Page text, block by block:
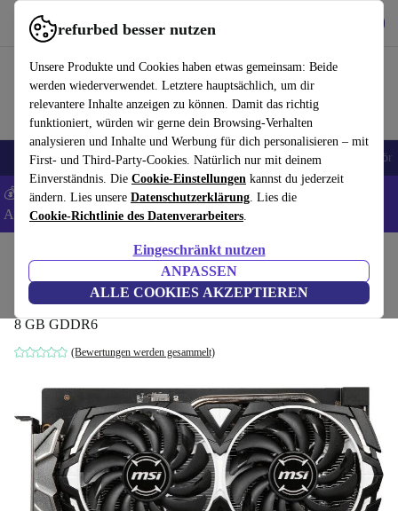
refurbed besser nutzen
Unsere Produkte und Cookies haben etwas gemeinsam: Beide
werden wiederverwendet. Letztere hauptsächlich, um dir
relevantere Inhalte anzeigen zu können. Damit das richtig
funktioniert, würden wir gerne dein Browsing-Verhalten
analysieren und Inhalte und Werbung für dich personalisieren – mit
First- und Third-Party-Cookies. Natürlich nur mit deinem
Einverständnis. Die Cookie-Einstellungen kannst du jederzeit
ändern. Lies unsere Datenschutzerklärung. Lies die
Cookie-Richtlinie des Datenverarbeiters.
Eingeschränkt nutzen
ANPASSEN
ALLE COOKIES AKZEPTIEREN
refurbed schnell und einfach nutzen
🎒 Back to school Handys Laptops Tablets Smartwatches Zubehör
💰 Extra -8% auf Samsung- und Google-Smartphones - Code:
ANDROID8 -AGB
Zubehör Computer Zubehör Computer Komponenten
MSI Radeon RX 6600 Armor 8G
8 GB GDDR6
(Bewertungen werden gesammelt)